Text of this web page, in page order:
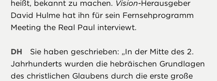
heißt, bekannt zu machen. Vision-Herausgeber
David Hulme hat ihn für sein Fernsehprogramm
Meeting the Real Paul interviewt.
DH
Sie haben geschrieben: „In der Mitte des 2.
Jahrhunderts wurden die hebräischen Grundlagen
des christlichen Glaubens durch die erste große